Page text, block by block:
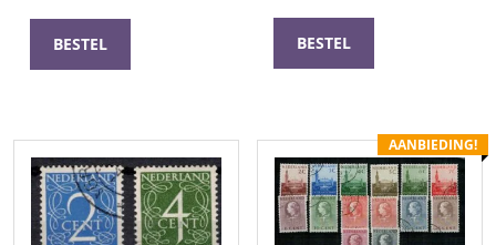
BESTEL BESTEL
AANBIEDING!